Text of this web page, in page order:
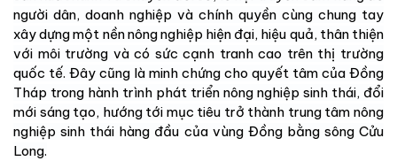
người dân, doanh nghiệp và chính quyền cùng chung tay
xây dựng một nền nông nghiệp hiện đại, hiệu quả, thân thiện
với môi trường và có sức cạnh tranh cao trên thị trường
quốc tế. Đây cũng là minh chứng cho quyết tâm của Đồng
Tháp trong hành trình phát triển nông nghiệp sinh thái, đổi
mới sáng tạo, hướng tới mục tiêu trở thành trung tâm nông
nghiệp sinh thái hàng đầu của vùng Đồng bằng sông Cửu
Long.